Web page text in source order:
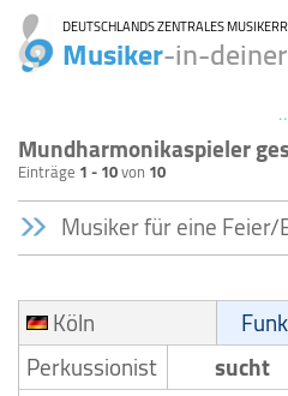
DEUTSCHLANDS ZENTRALES
Musiker-in-
Mundharmonikaspieler
Einträge 1 - 10von 10
Musiker für eine
Köln Funk
Perkussionist
sucht